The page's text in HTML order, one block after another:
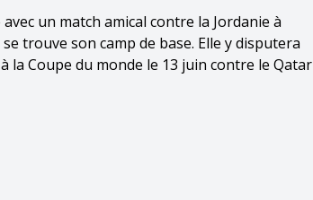
un match amical contre la Jordanie à
trouve son camp de base. Elle y disputera
la Coupe du monde le 13 juin contre le Qatar